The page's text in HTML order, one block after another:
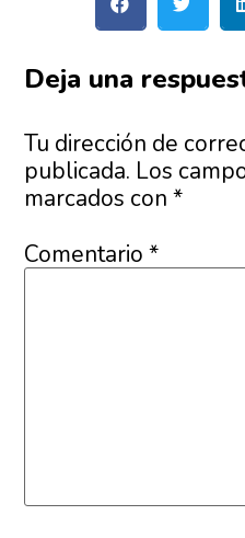
Deja una
Tu dirección de
publicada. Los
marcados con*
Comentario*